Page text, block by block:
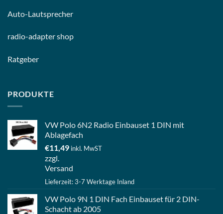
Auto-Lautsprecher
radio-adapter shop
Ratgeber
PRODUKTE
VW Polo 6N2 Radio Einbauset 1 DIN mit
Ablagefach
€11,49 inkl. MwST
zzgl.
Versand
Lieferzeit: 3-7 Werktage Inland
VW Polo 9N 1 DIN Fach Einbauset für 2 DIN-
Schacht ab 2005